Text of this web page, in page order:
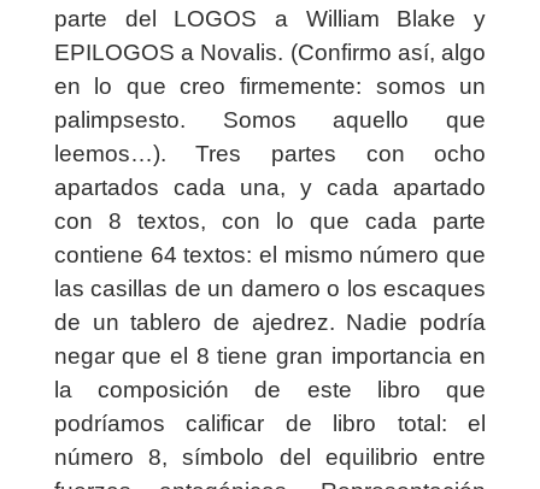
parte del LOGOS a William Blake y
EPILOGOS a Novalis. (Confirmo así, algo
en lo que creo firmemente: somos un
palimpsesto. Somos aquello que
leemos…). Tres partes con ocho
apartados cada una, y cada apartado
con 8 textos, con lo que cada parte
contiene 64 textos: el mismo número que
las casillas de un damero o los escaques
de un tablero de ajedrez. Nadie podría
negar que el 8 tiene gran importancia en
la composición de este libro que
podríamos calificar de libro total: el
número 8, símbolo del equilibrio entre